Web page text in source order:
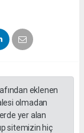
eklenen
olmadan
yer alan
sitemizin hiç